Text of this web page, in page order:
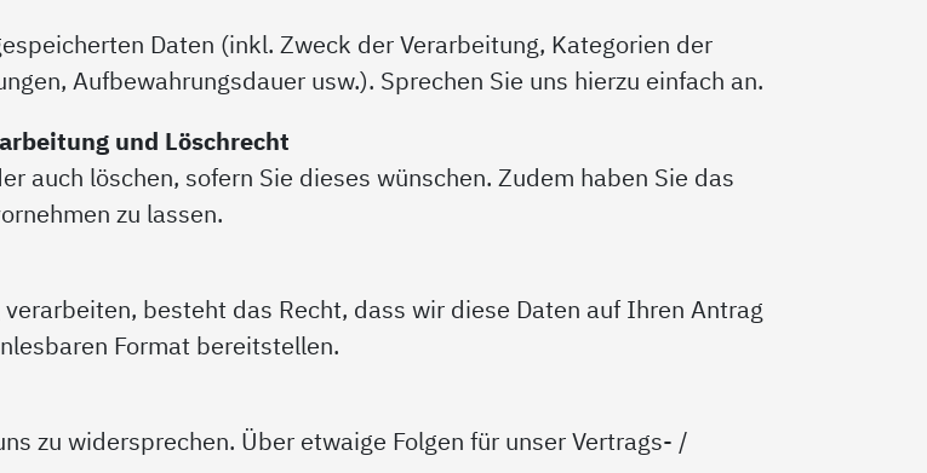
Daten (inkl. Zweck der Verarbeitung, Kategorien der
Aufbewahrungsdauer usw.). Sprechen Sie uns hierzu einfach an.
und Löschrecht
auch löschen, sofern Sie dieses wünschen. Zudem haben Sie das
zu lassen.
besteht das Recht, dass wir diese Daten auf Ihren Antrag
Format bereitstellen.
zu widersprechen. Über etwaige Folgen für unser Vertrags- /